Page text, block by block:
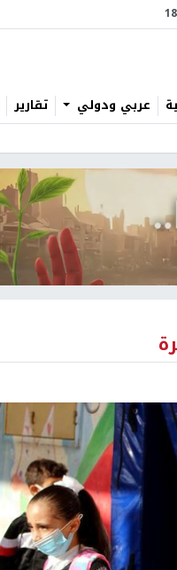
عربي ودولي تقارير